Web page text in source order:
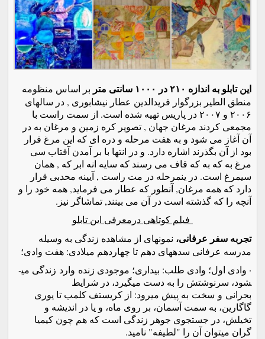
این تابلو به اندازه ۲۱۰ در ۱۰۰۰ سانتی متر
بر اساس منظومه
منطق الطیر بزرگوار فریدالدین عطار نیشابوری , در سالهای
۲۰۰۶ و ۲۰۰۷ در پاریس تهیه شده است. از سمت راست با
مجمعی کردند مرغان جهان , تصویر کره زمین و مرغان به در
آن آغاز می شود و به هفت مرحله و دره ای که این مرغ قرار
بود از آن بگذرند اشاره دارد. و در انتها با بر آمدن آفتاب سی
مرغ به که به که قاف می رسند که سایه انه ابر که , همان
سیمرغ است. در ینمرحله در مت راست , آیینه محدبی قرار
دارد که همه مرغان, آنطور که عطار می فرماید, همه خود را و
آنچه را که گذشته است در آن می بینند, تماشاگر نیز.
فیلم کوتاهی درمعرفی این تابلو
تجربه سفر عرفانی، نمونه­ای از مشاهده زندگی به وسیله
مدرسه عرفانی سده­های دهم تا چهاردهم میلادی: هفت وادی؛
· وادی اول؛ وادی طلب: بیداری؛ موجودی زنده وارد زندگی می­
شود، سرنوشتش را به دست می­گیرد، در شرایط
بحرانی و سخت به پیش می­رود: از کریستف کلمب تا یوری
گاگارین، به سمت آسمان، بر روی ماه، و یا در اندیشه و
تخیلش، در جستجوی جوهر زندگی است که هم چون کیمیا
گران می­توان آن را "لطیفه" نامید.